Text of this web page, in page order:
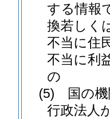
する情報
換若しく
不当に住
不当に利
の
(5)
国の
行政法人